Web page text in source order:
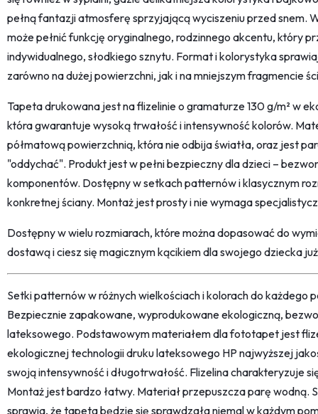
pełną fantazji atmosferę sprzyjającą wyciszeniu przed snem.
może pełnić funkcję oryginalnego, rodzinnego akcentu, który
indywidualnego, słodkiego sznytu. Format i kolorystyka
zarówno na dużej powierzchni, jak i na mniejszym fragmencie
Tapeta drukowana jest na flizelinie o gramaturze 130 g/m² w
która gwarantuje wysoką trwałość i intensywność kolorów.
półmatową powierzchnią, która nie odbija światła, oraz jest
"oddychać". Produkt jest w pełni bezpieczny dla dzieci –
komponentów. Dostępny w setkach patternów i klasycznym
konkretnej ściany. Montaż jest prosty i nie wymaga
Dostępny w wielu rozmiarach, które można dopasować do
dostawą i ciesz się magicznym kącikiem dla swojego dziecka
Setki patternów w różnych wielkościach i kolorach do każdego
Bezpiecznie zapakowane, wyprodukowane ekologiczną,
lateksowego. Podstawowym materiałem dla fototapet jest
ekologicznej technologii druku lateksowego HP najwyższej
swoją intensywność i długotrwałość. Flizelina charakteryzuje
Montaż jest bardzo łatwy. Materiał przepuszcza parę wodną.
sprawia, że tapeta będzie się sprawdzała niemal w każdym